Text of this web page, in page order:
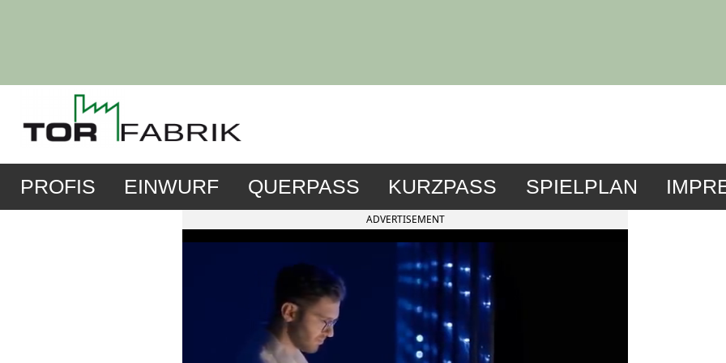
PROFIS EINWURF QUERPASS KURZPASS SPIELPLAN
ADVERTISEMENT